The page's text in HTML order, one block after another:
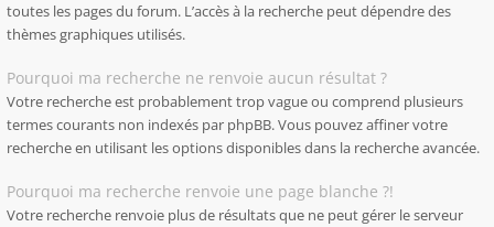
toutes les pages du forum. L’accès à la recherche peut dépendre des
thèmes graphiques utilisés.
Pourquoi ma recherche ne renvoie aucun résultat ?
Votre recherche est probablement trop vague ou comprend plusieurs
termes courants non indexés par phpBB. Vous pouvez affiner votre
recherche en utilisant les options disponibles dans la recherche avancée.
Pourquoi ma recherche renvoie une page blanche ?!
Votre recherche renvoie plus de résultats que ne peut gérer le serveur